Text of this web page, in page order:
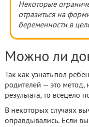
Некоторые
отразиться на
беременности в
Можно ли
Так как узнать пол
родителей — это
результата, то всецело
В некоторых случаях
оправдывались. Если